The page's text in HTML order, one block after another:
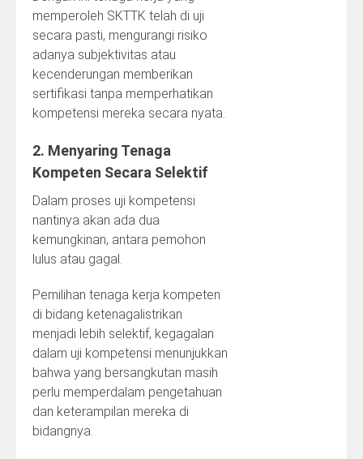
memperoleh SKTTK telah di uji
secara pasti, mengurangi risiko
adanya subjektivitas atau
kecenderungan memberikan
sertifikasi tanpa memperhatikan
kompetensi mereka secara nyata.
2. Menyaring Tenaga
Kompeten Secara Selektif
Dalam proses uji kompetensi
nantinya akan ada dua
kemungkinan, antara pemohon
lulus atau gagal.
Pemilihan tenaga kerja kompeten
di bidang ketenagalistrikan
menjadi lebih selektif, kegagalan
dalam uji kompetensi menunjukkan
bahwa yang bersangkutan masih
perlu memperdalam pengetahuan
dan keterampilan mereka di
bidangnya.